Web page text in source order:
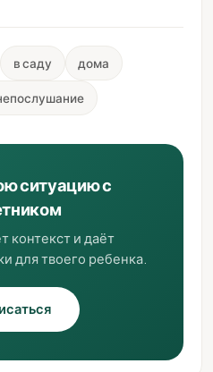
в саду дома
ситуацию с
контекст и даёт
для твоего ребенка.